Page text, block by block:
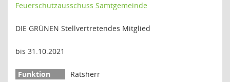
Feuerschutzausschuss Samtgemeinde
DIE GRÜNEN Stellvertretendes Mitglied
bis 31.10.2021
Ratsherr